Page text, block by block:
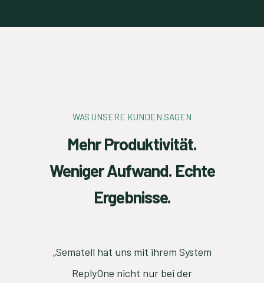
WAS UNSERE KUNDEN SAGEN
Mehr Produktivität.
Weniger Aufwand. Echte
Ergebnisse.
„Sematell hat uns mit ihrem System
ReplyOne nicht nur bei der